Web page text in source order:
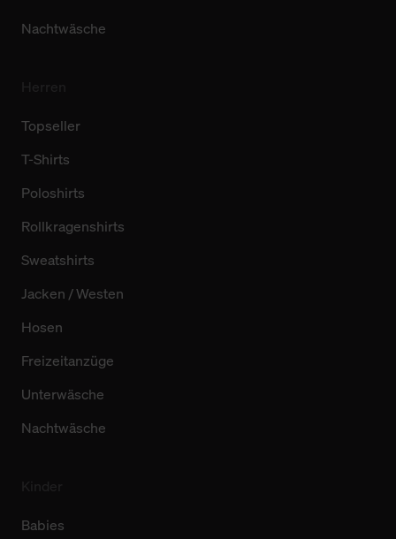
Nachtwäsche
Topseller
T-Shirts
Poloshirts
Rollkragenshirts
Sweatshirts
Jacken / Westen
Hosen
Freizeitanzüge
Unterwäsche
Nachtwäsche
Babies